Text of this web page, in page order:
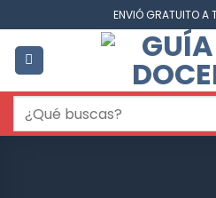
al
contenido
ENVIÓ GRATUITO A
Buscar
por: